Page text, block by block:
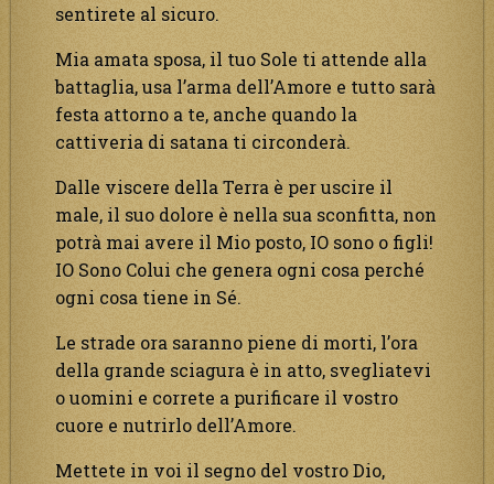
sentirete al sicuro.
Mia amata sposa, il tuo Sole ti attende alla
battaglia, usa l’arma dell’Amore e tutto sarà
festa attorno a te, anche quando la
cattiveria di satana ti circonderà.
Dalle viscere della Terra è per uscire il
male, il suo dolore è nella sua sconfitta, non
potrà mai avere il Mio posto, IO sono o figli!
IO Sono Colui che genera ogni cosa perché
ogni cosa tiene in Sé.
Le strade ora saranno piene di morti, l’ora
della grande sciagura è in atto, svegliatevi
o uomini e correte a purificare il vostro
cuore e nutrirlo dell’Amore.
Mettete in voi il segno del vostro Dio,